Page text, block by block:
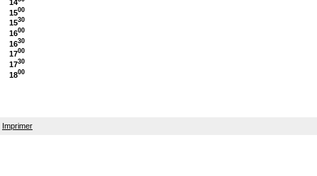
14
1500
1530
1600
1630
1700
1730
1800
Imprimer